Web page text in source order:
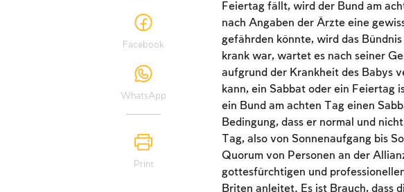
Facebook
WhatsApp
Print
Feiertag fällt, wird der Bund am
nach Angaben der Ärzte eine
gefährden könnte, wird das
krank war, wartet es nach seiner
aufgrund der Krankheit des Babys
kann, ein Sabbat oder ein Feiertag
ein Bund am achten Tag einen
Bedingung, dass er normal und
Tag, also von Sonnenaufgang bis
Quorum von Personen an der
gottesfürchtigen und
Briten anleitet. Es ist Brauch, dass